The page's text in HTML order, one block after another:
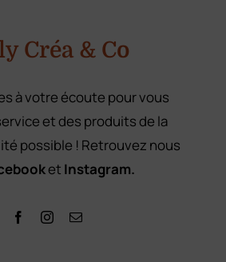
Créa & Co
à votre écoute pour vous
et des produits de la
possible ! Retrouvez nous
et Instagram.